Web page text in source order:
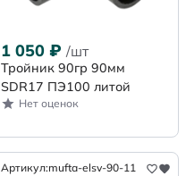
1 050 ₽ /шт
Тройник 90гр 90мм
SDR17 ПЭ100 литой
Нет оценок
Артикул:mufta-elsv-90-11